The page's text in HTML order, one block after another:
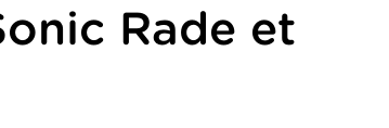
Rade et